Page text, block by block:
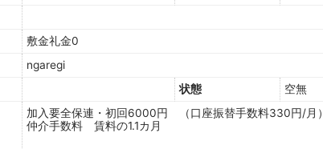
敷金礼金0
ngaregi
状態
空無
加入要全保連・初回6000円 （口座振替手数料330円/月）
仲介手数料 賃料の1.1カ月